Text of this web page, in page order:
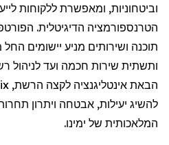
וביטחוניות, ומאפשרת ללקוחות
הטרנספורמציה הדיגיטלית.
תוכנה ושירותים מניע יישומים
ותשתית שירות חכמה ועד לניהול
הבאת אינטליגנציה לקצה הרשת,
להשיג יעילות, אבטחה ויתרון
המלאכותית של ימינו.